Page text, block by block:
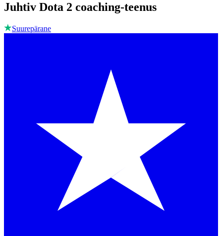
Juhtiv Dota 2 coaching-teenus
Suurepärane